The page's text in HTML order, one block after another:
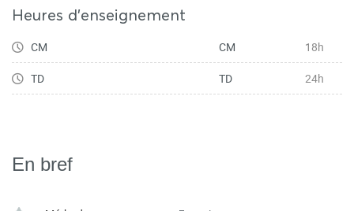
Heures d'enseignement
CM CM 18h
TD TD 24h
En bref